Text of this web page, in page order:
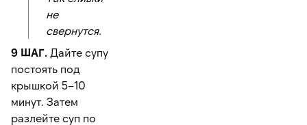
не
свернутся.
9 ШАГ. Дайте супу
постоять под
крышкой 5–10
минут. Затем
разлейте суп по